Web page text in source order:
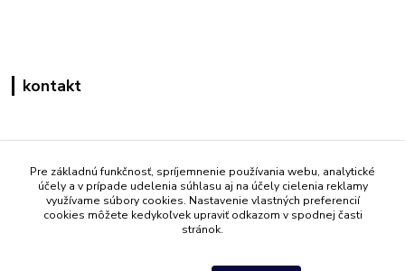
kontakt
+421 908 861 051
(Po - Pia 7:30-15:30)
info@mati.sk
Pre základnú funkčnosť, spríjemnenie používania webu, analytické
účely a v prípade udelenia súhlasu aj na účely cielenia reklamy
využívame súbory cookies. Nastavenie vlastných preferencií
cookies môžete kedykoľvek upraviť odkazom v spodnej časti
stránok.